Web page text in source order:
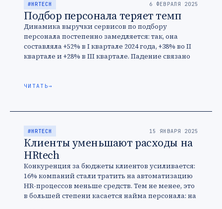
#HRTECH 6 ФЕВРАЛЯ 2025
Подбор персонала теряет темп
Динамика выручки сервисов по подбору
персонала постепенно замедляется: так, она
составляла +52% в I квартале 2024 года, +38% во II
квартале и +28% в III квартале. Падение связано
ЧИТАТЬ→
#HRTECH 15 ЯНВАРЯ 2025
Клиенты уменьшают расходы на
HRtech
Конкуренция за бюджеты клиентов усиливается:
16% компаний стали тратить на автоматизацию
HR-процессов меньше средств. Тем не менее, это
в большей степени касается найма персонала: на